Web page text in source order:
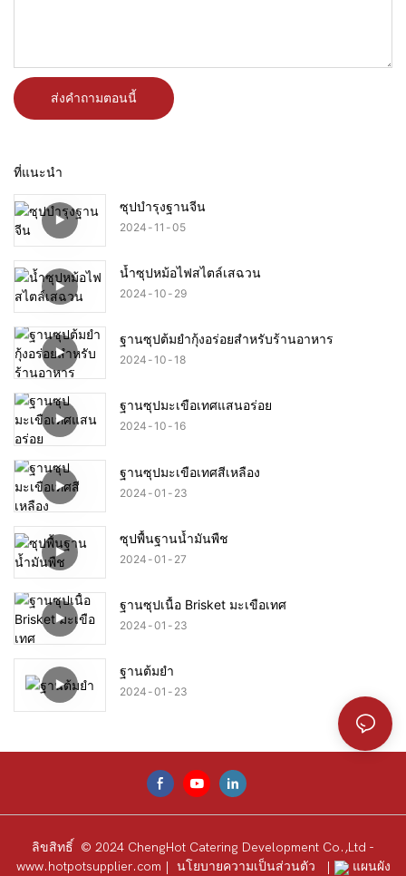
ส่งคำถามตอนนี้
ที่แนะนำ
ซุปบำรุงฐานจีน
2024 11 05
น้ำซุปหม้อไฟสไตล์เสฉวน
2024 10 29
ฐานซุปต้มยำกุ้งอร่อยสำหรับร้านอาหาร
2024 10 18
ฐานซุปมะเขือเทศแสนอร่อย
2024 10 16
ฐานซุปมะเขือเทศสีเหลือง
2024 01 23
ซุปพื้นฐานน้ำมันพืช
2024 01 27
ฐานซุปเนื้อ Brisket มะเขือเทศ
2024 01 23
ฐานต้มยำ
2024 01 23
ลิขสิทธิ์ © 2024 ChengHot Catering Development Co.,Ltd -
www.hotpotsupplier.com | นโยบายความเป็นส่วนตัว | แผนผัง